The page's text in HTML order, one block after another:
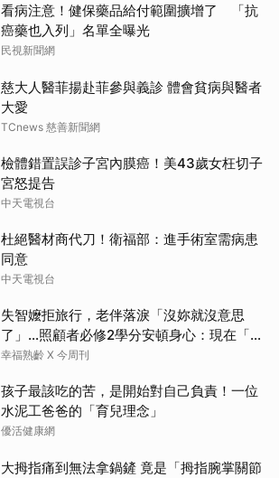
看病注意！健保藥品給付範圍擴增了 「抗
癌藥也入列」名單全曝光
民視新聞網
慈大人醫菲揚赴菲參與義診 體會貧病與醫者
大愛
TCnews 慈善新聞網
檢體錯置誤診子宮內膜癌！美43歲女枉切子
宮怒提告
中天電視台
杜絕醫材商代刀！衛福部：進手術室需病患
同意
中天電視台
失智嬤拒旅行，老伴落淚「沒妳就沒意思
了」…照顧者必修2學分安頓身心：現在「這
樣」就好了
幸福熟齡 X 今周刊
孩子最該吃的苦，是開始對自己負責！一位
水泥工爸爸的「育兒理念」
優活健康網
大拇指痛到無法拿鍋鏟 竟是「拇指腕掌關節